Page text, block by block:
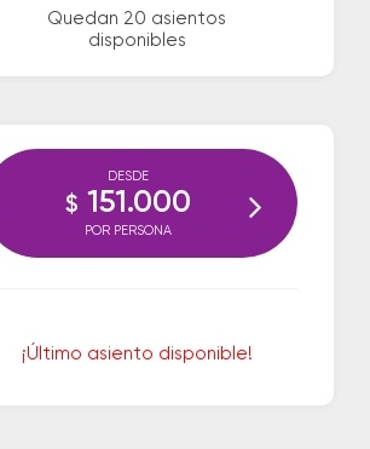
Quedan 20 asientos
disponibles
¡Último asiento disponible!
DESDE
$ 151.000
POR PERSONA